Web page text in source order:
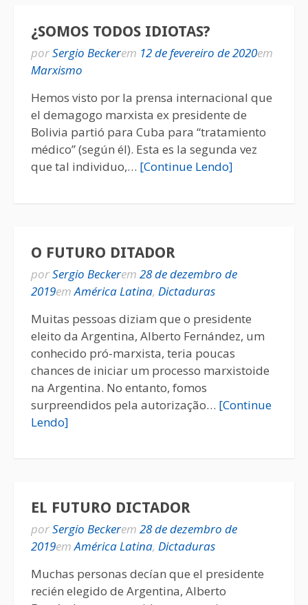
¿SOMOS TODOS IDIOTAS?
porSergio Beckerem 12 de fevereiro de 2020em
Marxismo
Hemos visto por la prensa internacional que
el demagogo marxista ex presidente de
Bolivia partió para Cuba para “tratamiento
médico” (según él). Esta es la segunda vez
que tal individuo,… [Continue Lendo]
O FUTURO DITADOR
porSergio Beckerem 28 de dezembro de
2019emAmérica Latina, Dictaduras
Muitas pessoas diziam que o presidente
eleito da Argentina, Alberto Fernández, um
conhecido pró-marxista, teria poucas
chances de iniciar um processo marxistoide
na Argentina. No entanto, fomos
surpreendidos pela autorização… [Continue
Lendo]
EL FUTURO DICTADOR
porSergio Beckerem 28 de dezembro de
2019emAmérica Latina, Dictaduras
Muchas personas decían que el presidente
recién elegido de Argentina, Alberto